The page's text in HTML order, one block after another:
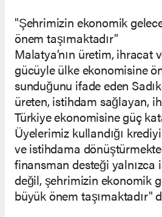
"Şehrimizin ekonomik
önem taşımaktadır"
Malatya’nın üretim, ihracat
gücüyle ülke ekonomisine
sunduğunu ifade eden
üreten, istihdam sağlayan,
Türkiye ekonomisine güç
Üyelerimiz kullandığı
ve istihdama
finansman desteği yalnızca
değil, şehrimizin ekonomik
büyük önem taşımaktadır"